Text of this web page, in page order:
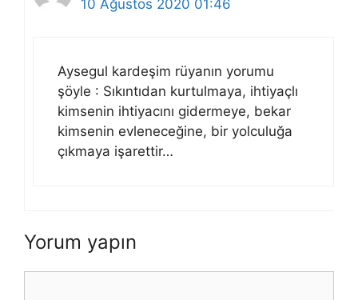
10 Ağustos 2020 01:46
Aysegul kardeşim rüyanın yorumu
şöyle : Sıkıntıdan kurtulmaya, ihtiyaçlı
kimsenin ihtiyacını gidermeye, bekar
kimsenin evleneceğine, bir yolculuğa
çıkmaya işarettir…
Yorum yapın